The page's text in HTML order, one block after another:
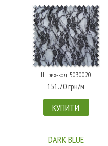
Штрих-код: 5030020
151.70 грн/м
КУПИТИ
DARK BLUE